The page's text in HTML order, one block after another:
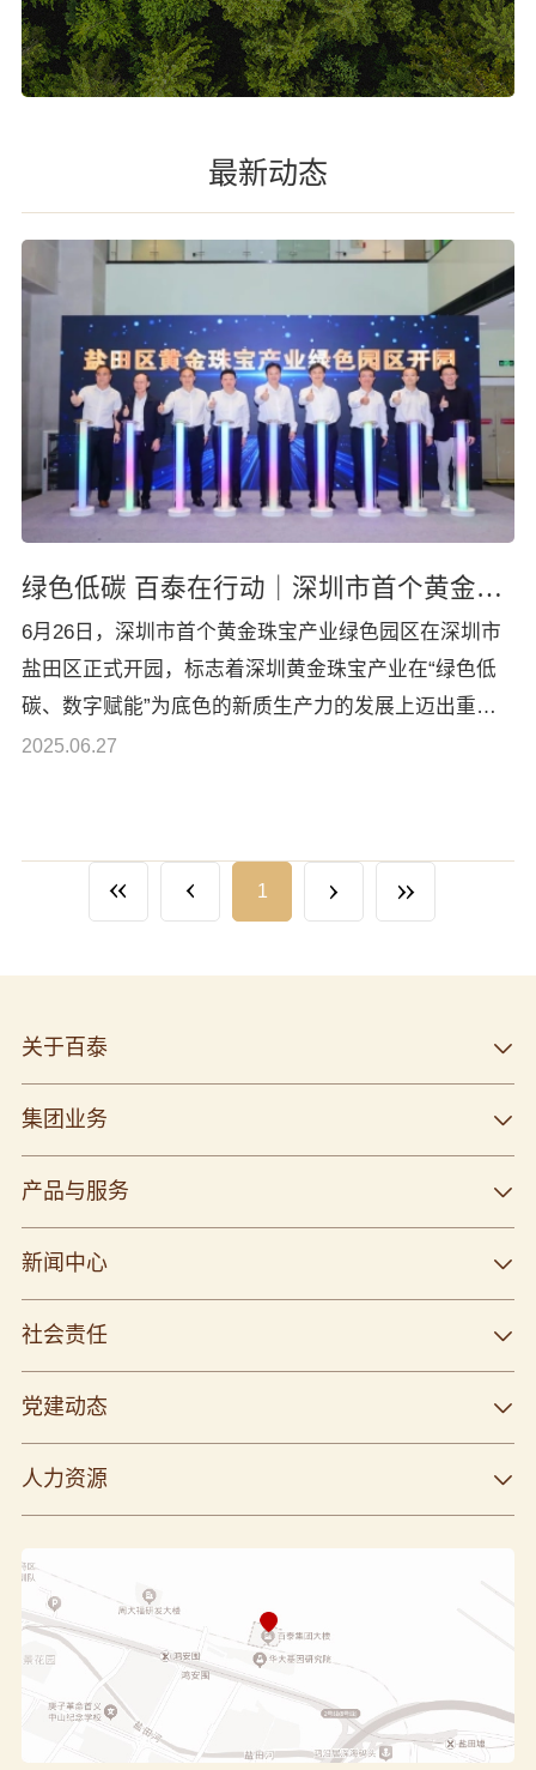
最新动态
绿色低碳 百泰在行动｜深圳市首个黄金珠宝产业绿色园区开园
6月26日，深圳市首个黄金珠宝产业绿色园区在深圳市
盐田区正式开园，标志着深圳黄金珠宝产业在“绿色低
碳、数字赋能”为底色的新质生产力的发展上迈出重要
步伐。百泰集团作为绿色园区代表企业受邀出席活动，
2025.06.27
1
关于百泰
集团业务
产品与服务
新闻中心
社会责任
党建动态
人力资源